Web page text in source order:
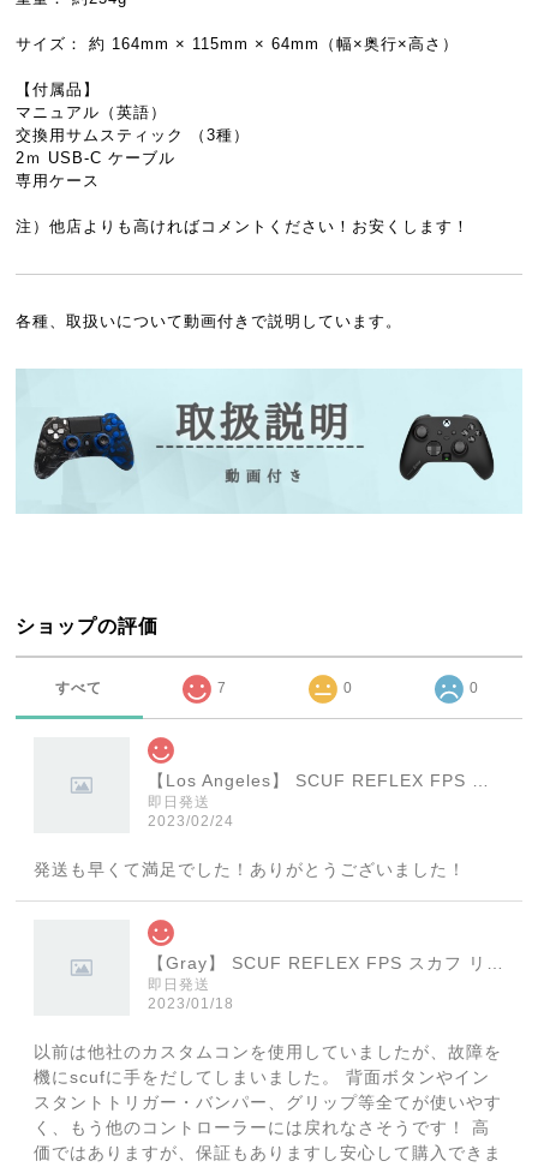
サイズ： 約 164mm × 115mm × 64mm（幅×奥行×高さ）
【付属品】
マニュアル（英語）
交換用サムスティック （3種）
2ｍ USB-C ケーブル
専用ケース
注）他店よりも高ければコメントください！お安くします！
各種、取扱いについて動画付きで説明しています。
ショップの評価
すべて 7 0 0
【Los Angeles】 SCUF REFLEX FPS スカフ リフレックス エフピーエス
即日発送
2023/02/24
発送も早くて満足でした！ありがとうございました！
【Gray】 SCUF REFLEX FPS スカフ リフレックス エフピーエス
即日発送
2023/01/18
以前は他社のカスタムコンを使用していましたが、故障を
機にscufに手をだしてしまいました。 背面ボタンやイン
スタントトリガー・バンパー、グリップ等全てが使いやす
く、もう他のコントローラーには戻れなさそうです！ 高
価ではありますが、保証もありますし安心して購入できま